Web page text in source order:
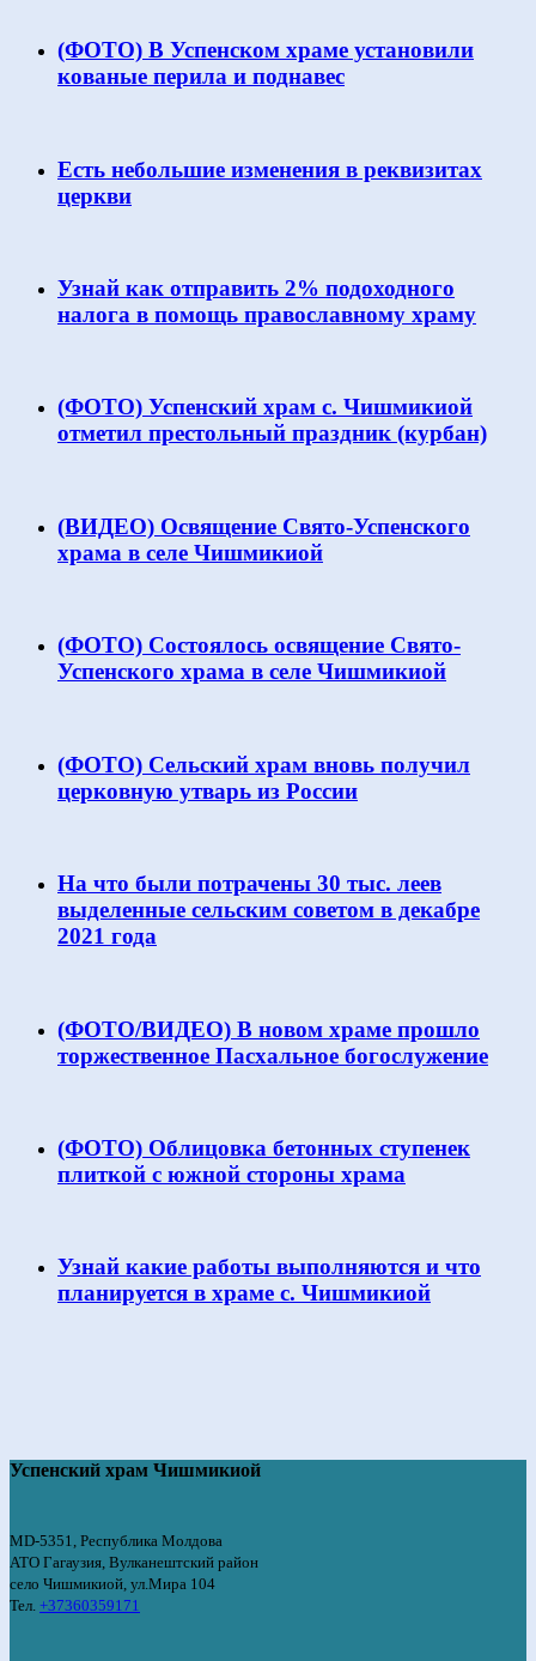
(ФОТО) В Успенском храме установили
кованые перила и поднавес
Есть небольшие изменения в реквизитах
церкви
Узнай как отправить 2% подоходного
налога в помощь православному храму
(ФОТО) Успенский храм с. Чишмикиой
отметил престольный праздник (курбан)
(ВИДЕО) Освящение Свято-Успенского
храма в селе Чишмикиой
(ФОТО) Состоялось освящение Свято-
Успенского храма в селе Чишмикиой
(ФОТО) Сельский храм вновь получил
церковную утварь из России
На что были потрачены 30 тыс. леев
выделенные сельским советом в декабре
2021 года
(ФОТО/ВИДЕО) В новом храме прошло
торжественное Пасхальное богослужение
(ФОТО) Облицовка бетонных ступенек
плиткой с южной стороны храма
Узнай какие работы выполняются и что
планируется в храме с. Чишмикиой
Успенский храм Чишмикиой
MD-5351, Республика Молдова
АТО Гагаузия, Вулканештский район
село Чишмикиой, ул.Мира 104
Тел. +37360359171